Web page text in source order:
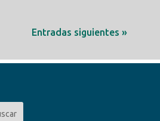
Entradas siguientes »